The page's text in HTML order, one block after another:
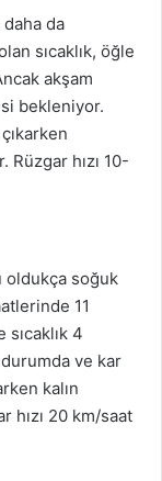
da
sıcaklık, öğle
akşam
bekleniyor.
Rüzgar hızı 10-
oldukça soğuk
11
4
ve kar
kalın
hızı 20 km/saat